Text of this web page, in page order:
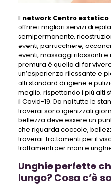
Il network Centro estetico
offrire i migliori servizi di
semipermanente,
eventi, parrucchiere,
eventi, massaggi rilassanti e
premura è quella di far
un’esperienza rilassante e
alti standard di igiene e
meglio, rispettando i più alti
il Covid-19. Da noi tutte le
troverai sono igienizzati
bellezza deve essere un
che riguarda coccole,
troverai: trattamenti per il
trattamenti per mani e
Unghie perfette
lungo? Cosa c’è